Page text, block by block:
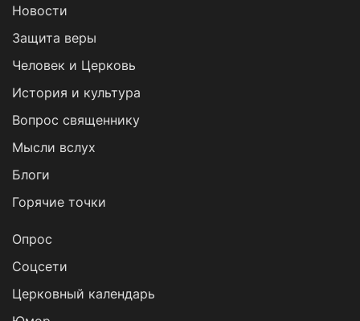
Новости
Защита веры
Человек и Церковь
История и культура
Вопрос священнику
Мысли вслух
Блоги
Горячие точки
Опрос
Cоцсети
Церковный календарь